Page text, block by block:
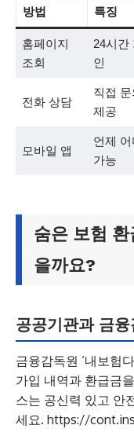
방법 특징
홈페이지
조회
24시간
인
전화 상담
직접
제공
모바일 앱
언제
가능
숨은 보험
을까요?
공공기관과 금
금융감독원 ‘내보험
가입 내역과 환급금
스는 공신력 있고 안
세요. https://